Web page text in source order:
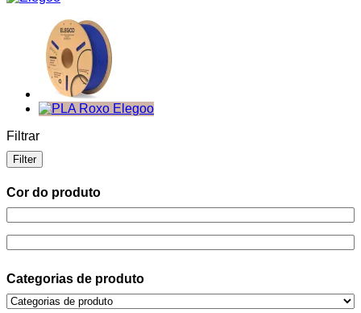
Filtrar
Filter
Cor do produto
Categorias de produto